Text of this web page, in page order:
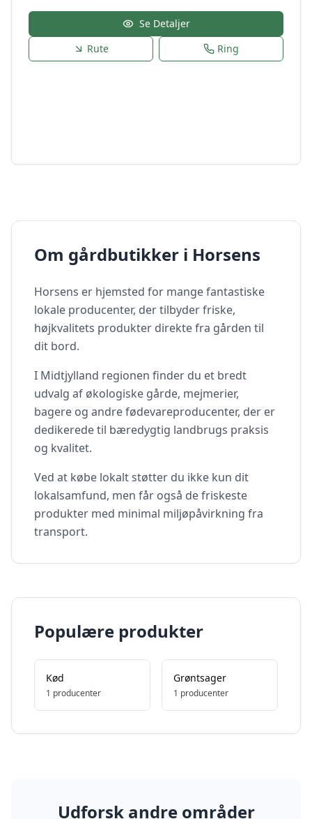
Se Detaljer
Rute
Ring
Om gårdbutikker i Horsens
Horsens er hjemsted for mange fantastiske
lokale producenter, der tilbyder friske,
højkvalitets produkter direkte fra gården til
dit bord.
I Midtjylland regionen finder du et bredt
udvalg af økologiske gårde, mejmerier,
bagere og andre fødevareproducenter, der er
dedikerede til bæredygtig landbrugs praksis
og kvalitet.
Ved at købe lokalt støtter du ikke kun dit
lokalsamfund, men får også de friskeste
produkter med minimal miljøpåvirkning fra
transport.
Populære produkter
Kød
1 producenter
Grøntsager
1 producenter
Udforsk andre områder